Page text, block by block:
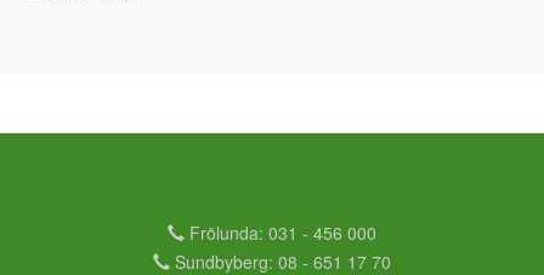
Frölunda: 031 - 456 000
Sundbyberg: 08 - 651 17 70